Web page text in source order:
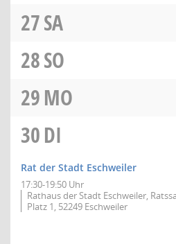
27SA
28SO
29MO
30DI
Rat der Stadt Eschweiler
17:30-19:50 Uhr
Rathaus der Stadt Eschweiler,
Platz 1, 52249 Eschweiler